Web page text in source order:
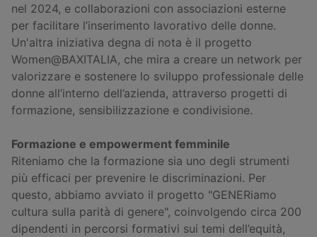
nel 2024, e collaborazioni con associazioni esterne
per facilitare l’inserimento lavorativo delle donne.
Un'altra iniziativa degna di nota è il progetto
Women@BAXITALIA, che mira a creare un network per
valorizzare e sostenere lo sviluppo professionale delle
donne all’interno dell’azienda, attraverso progetti di
formazione, sensibilizzazione e condivisione.
Formazione e empowerment femminile
Riteniamo che la formazione sia uno degli strumenti
più efficaci per prevenire le discriminazioni. Per
questo, abbiamo avviato il progetto "GENERiamo
cultura sulla parità di genere", coinvolgendo circa 200
dipendenti in percorsi formativi sui temi dell’equità,